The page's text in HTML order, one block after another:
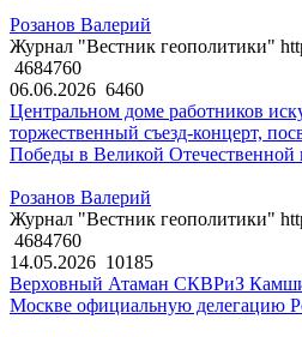
Розанов Валерий
Журнал "Вестник геополитики"
4684760
06.06.2026 6460
Центральном доме работников
торжественный съезд-концерт,
Победы в Великой Отечественной
Розанов Валерий
Журнал "Вестник геополитики"
4684760
14.05.2026 10185
Верховный Атаман СКВРиЗ
Москве официальную делегацию